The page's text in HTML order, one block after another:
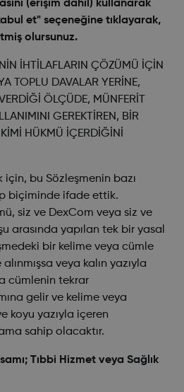
(erişim dahil) kullanarak
et" seçeneğine tıklayarak,
olursunuz.
İHTİLAFLARIN ÇÖZÜMÜ İÇİN
TOPLU DAVALAR YERİNE,
ÖLÇÜDE, MÜNFERİT
GEREKTİREN, BİR
HÜKMÜ İÇERDİĞİNİ
için, bu Sözleşmenin bazı
biçiminde ifade ettik.
siz ve DexCom veya siz ve
arasında yapılan tek bir yasal
bir kelime veya cümle
alınmışsa veya kalın yazıyla
cümlenin tekrar
gelir ve kelime veya
koyu yazıyla içeren
sahip olacaktır.
Tıbbi Hizmet veya Sağlık